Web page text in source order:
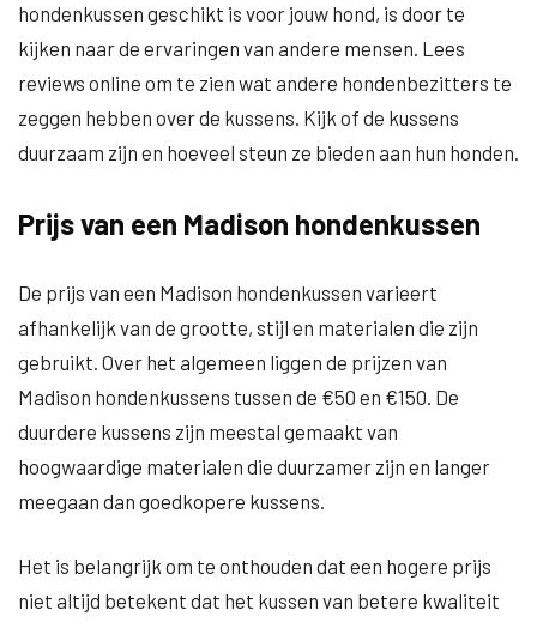
hondenkussen geschikt is voor jouw hond, is door te
kijken naar de ervaringen van andere mensen. Lees
reviews online om te zien wat andere hondenbezitters te
zeggen hebben over de kussens. Kijk of de kussens
duurzaam zijn en hoeveel steun ze bieden aan hun honden.
Prijs van een Madison hondenkussen
De prijs van een Madison hondenkussen varieert
afhankelijk van de grootte, stijl en materialen die zijn
gebruikt. Over het algemeen liggen de prijzen van
Madison hondenkussens tussen de €50 en €150. De
duurdere kussens zijn meestal gemaakt van
hoogwaardige materialen die duurzamer zijn en langer
meegaan dan goedkopere kussens.
Het is belangrijk om te onthouden dat een hogere prijs
niet altijd betekent dat het kussen van betere kwaliteit